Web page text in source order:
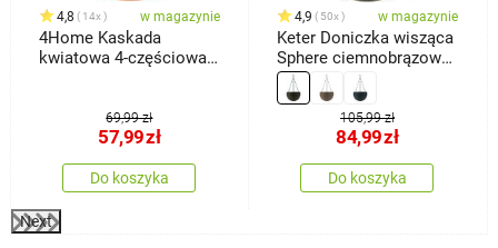
4,8 14x w magazynie
4Home Kaskada
kwiatowa 4-częściowa,
69,99 zł
57,99zł
Do koszyka
4,9 50x w magazynie
Keter Doniczka wisząca
Sphere ciemnobrązowy,
śr. 35 cm
105,99 zł
84,99zł
Do koszyka
Next